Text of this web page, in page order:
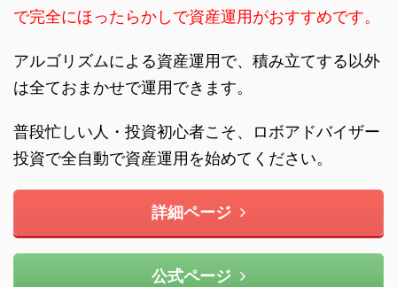
で完全にほったらかしで資産運用がおすすめです。
アルゴリズムによる資産運用で、積み立てする以外
は全ておまかせで運用できます。
普段忙しい人・投資初心者こそ、ロボアドバイザー
投資で全自動で資産運用を始めてください。
詳細ページ
公式ページ